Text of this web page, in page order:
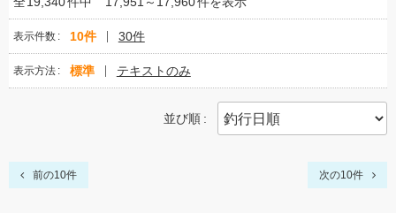
表示件数 10件 30件
表示方法 標準 テキストのみ
並び順
前の10件 次の10件